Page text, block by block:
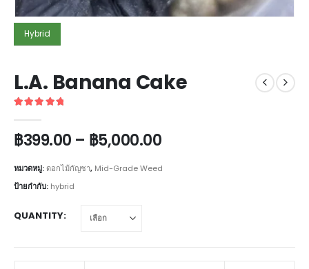
Hybrid
L.A. Banana Cake
฿399.00 – ฿5,000.00
หมวดหมู่:ดอกไม้กัญชา, Mid-Grade Weed
ป้ายกำกับ: hybrid
QUANTITY